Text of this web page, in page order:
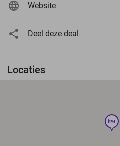
Website
Deel deze deal
Locaties
hotel